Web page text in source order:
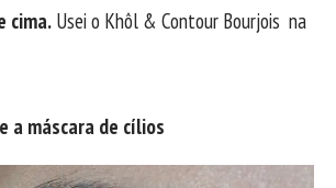
cima. Usei o Khôl & Contour Bourjois na
a máscara de cílios